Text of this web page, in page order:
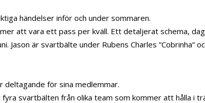
händelser inför och under sommaren.
att vara ett pass per kväll. Ett detaljerat schema,
är svartbälte under Rubens Charles “Cobrinha”
deltagande för sina medlemmar.
svartbälten från olika team som kommer att hålla i